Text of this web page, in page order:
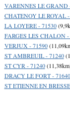
VARENNES LE GRAND
CHATENOY LE ROYAL -
LA LOYERE - 71530
FARGES LES CHALON -
VERJUX - 71590
ST AMBREUIL - 71240
ST CYR - 71240
DRACY LE FORT - 71640
ST ETIENNE EN